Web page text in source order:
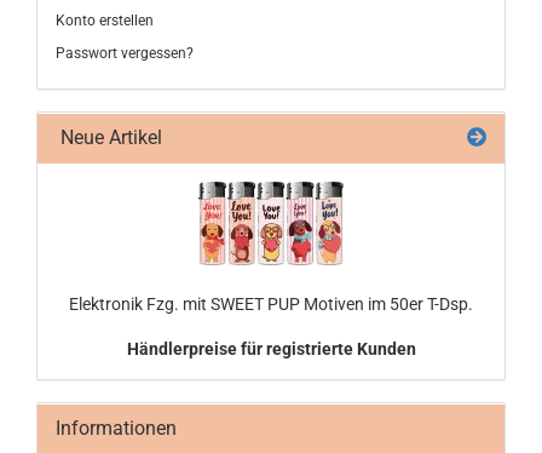
Konto erstellen
Passwort vergessen?
Neue Artikel
Elek­tro­nik Fzg. mit SWEET PUP Mo­ti­ven im 50er T-Dsp.
Händlerpreise für registrierte Kunden
Informationen